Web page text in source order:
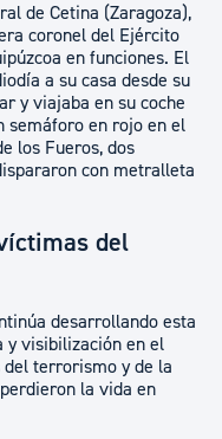
de Cetina (Zaragoza),
coronel del Ejército
en funciones. El
a su casa desde su
y viajaba en su coche
semáforo en rojo en el
los Fueros, dos
con metralleta
del
desarrollando esta
visibilización en el
terrorismo y de la
la vida en